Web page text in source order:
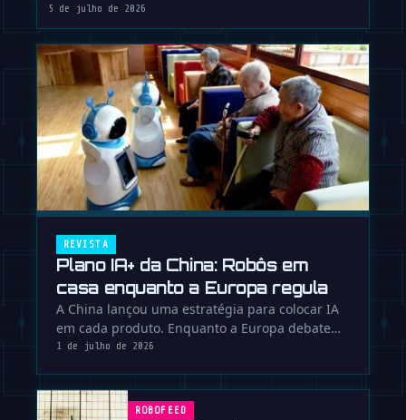
5 de julho de 2026
REVISTA
Plano IA+ da China: Robôs em
casa enquanto a Europa regula
A China lançou uma estratégia para colocar IA
em cada produto. Enquanto a Europa debate
regras, Pequim constrói um …
1 de julho de 2026
ROBOFEED